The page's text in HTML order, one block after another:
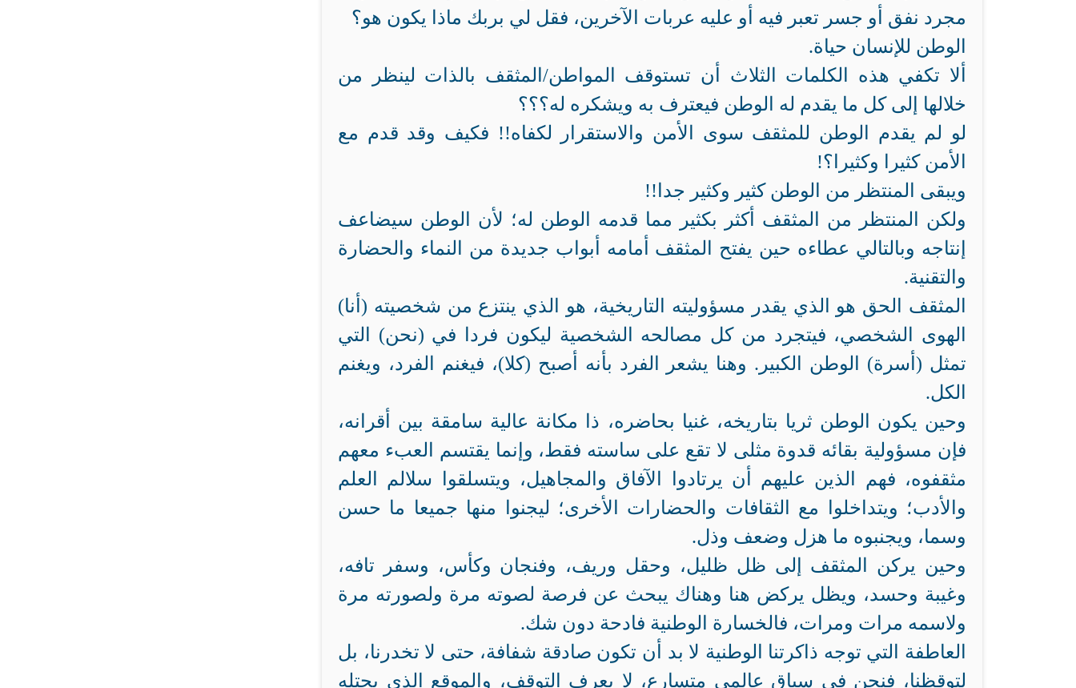
مجرد نفق أو جسر تعبر فيه أو عليه عربات الآخرين، فقل لي بربك ماذا يكون هو؟
الوطن للإنسان حياة.
ألا تكفي هذه الكلمات الثلاث أن تستوقف المواطن/المثقف بالذات لينظر من
خلالها إلى كل ما يقدم له الوطن فيعترف به ويشكره له؟؟؟
لو لم يقدم الوطن للمثقف سوى الأمن والاستقرار لكفاه!! فكيف وقد قدم مع
الأمن كثيرا وكثيرا؟!
ويبقى المنتظر من الوطن كثير وكثير جدا!!
ولكن المنتظر من المثقف أكثر بكثير مما قدمه الوطن له؛ لأن الوطن سيضاعف
إنتاجه وبالتالي عطاءه حين يفتح المثقف أمامه أبواب جديدة من النماء والحضارة
والتقنية.
المثقف الحق هو الذي يقدر مسؤوليته التاريخية، هو الذي ينتزع من شخصيته (أنا)
الهوى الشخصي، فيتجرد من كل مصالحه الشخصية ليكون فردا في (نحن) التي
تمثل (أسرة) الوطن الكبير. وهنا يشعر الفرد بأنه أصبح (كلا)، فيغنم الفرد، ويغنم
الكل.
وحين يكون الوطن ثريا بتاريخه، غنيا بحاضره، ذا مكانة عالية سامقة بين أقرانه،
فإن مسؤولية بقائه قدوة مثلى لا تقع على ساسته فقط، وإنما يقتسم العبء معهم
مثقفوه، فهم الذين عليهم أن يرتادوا الآفاق والمجاهيل، ويتسلقوا سلالم العلم
والأدب؛ ويتداخلوا مع الثقافات والحضارات الأخرى؛ ليجنوا منها جميعا ما حسن
وسما، ويجنبوه ما هزل وضعف وذل.
وحين يركن المثقف إلى ظل ظليل، وحقل وريف، وفنجان وكأس، وسفر تافه،
وغيبة وحسد، ويظل يركض هنا وهناك يبحث عن فرصة لصوته مرة ولصورته مرة
ولاسمه مرات ومرات، فالخسارة الوطنية فادحة دون شك.
العاطفة التي توجه ذاكرتنا الوطنية لا بد أن تكون صادقة شفافة، حتى لا تخدرنا، بل
لتوقظنا، فنحن في سياق عالمي متسارع، لا يعرف التوقف، والموقع الذي يحتله